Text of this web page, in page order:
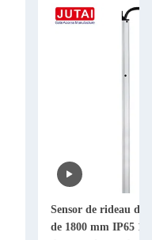
Sensor de rideau de
de 1800 mm IP65